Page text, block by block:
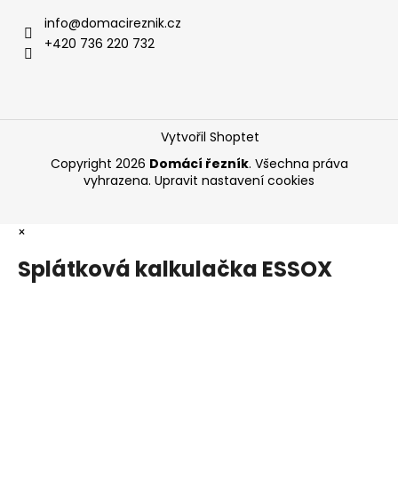
info@domacireznik.cz
+420 736 220 732
Vytvořil Shoptet
Copyright 2026 Domácí řezník. Všechna práva
vyhrazena. Upravit nastavení cookies
×
Splátková kalkulačka ESSOX